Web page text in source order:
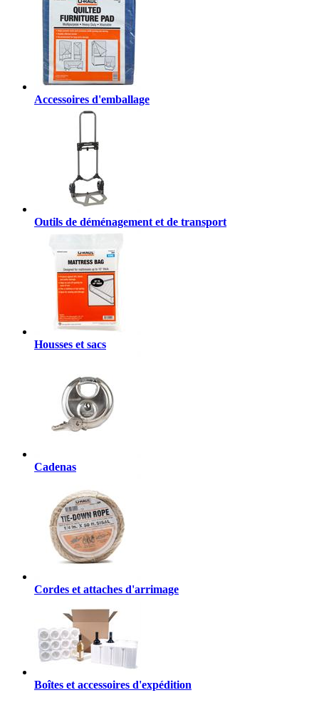
Accessoires d'emballage
Outils de déménagement et de transport
Housses et sacs
Cadenas
Cordes et attaches d'arrimage
Boîtes et accessoires d'expédition